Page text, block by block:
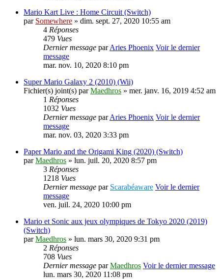
Mario Kart Live : Home Circuit (Switch)
par Somewhere » dim. sept. 27, 2020 10:55 am
4 Réponses
479 Vues
Dernier message parAries Phoenix Voir le dernier
message
mar. nov. 10, 2020 8:10 pm
Super Mario Galaxy 2 (2010) (Wii)
Fichier(s) joint(s) parMaedhros » mer. janv. 16, 2019 4:52 am
1 Réponses
1032 Vues
Dernier message parAries Phoenix Voir le dernier
message
mar. nov. 03, 2020 3:33 pm
Paper Mario and the Origami King (2020) (Switch)
parMaedhros » lun. juil. 20, 2020 8:57 pm
3 Réponses
1218 Vues
Dernier message par Scarabéaware Voir le dernier
message
ven. juil. 24, 2020 10:00 pm
Mario et Sonic aux jeux olympiques de Tokyo 2020 (2019)
(Switch)
parMaedhros » lun. mars 30, 2020 9:31 pm
2 Réponses
708 Vues
Dernier message parMaedhros Voir le dernier message
lun. mars 30, 2020 11:08 pm